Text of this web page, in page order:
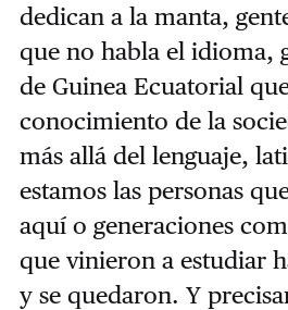
dedican a la manta,
que no habla el idioma,
de Guinea Ecuatorial
conocimiento de la
más allá del lenguaje,
estamos las personas
aquí o generaciones
que vinieron a estudiar
y se quedaron. Y